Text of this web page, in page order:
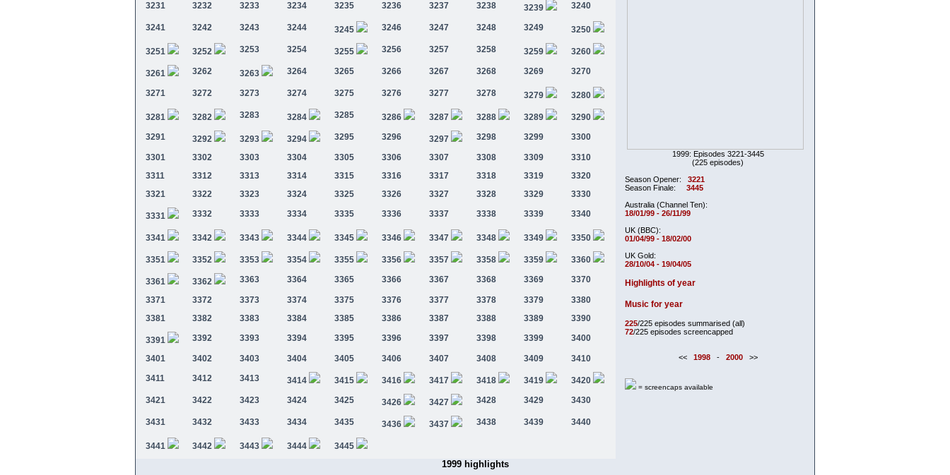
3231 3232 3233 3234 3235 3236 3237 3238 3239 3240
3241 3242 3243 3244 3245 3246 3247 3248 3249 3250
3251 3252 3253 3254 3255 3256 3257 3258 3259 3260
3261 3262 3263 3264 3265 3266 3267 3268 3269 3270
3271 3272 3273 3274 3275 3276 3277 3278 3279 3280
3281 3282 3283 3284 3285 3286 3287 3288 3289
3290
3291
3292 3293 3294 3295 3296 3297 3298 3299 3300
3301 3302 3303 3304 3305 3306 3307 3308 3309
3310
3311
3312 3313 3314 3315 3316 3317 3318 3319
3320
3321
3322 3323 3324 3325 3326 3327 3328 3329 3330
3331 3332 3333 3334 3335 3336 3337 3338 3339 3340
3341 3342 3343 3344 3345 3346 3347 3348 3349 3350
3351 3352 3353 3354 3355 3356 3357 3358 3359 3360
3361 3362 3363 3364 3365 3366 3367 3368 3369 3370
3371 3372 3373 3374 3375 3376 3377 3378 3379
3380
3381
3382 3383 3384 3385 3386 3387 3388 3389 3390
3391 3392 3393 3394 3395 3396 3397 3398 3399 3400
3401 3402 3403 3404 3405 3406 3407 3408 3409
3410
3411
3412 3413 3414 3415 3416 3417 3418 3419
3420
3421
3422 3423 3424 3425 3426 3427 3428 3429 3430
3431 3432 3433 3434 3435 3436 3437 3438 3439 3440
3441 3442 3443 3444 3445
1999: Episodes 3221-3445
(225 episodes)
Season Opener:
3221
Season Finale:
3445
Australia (Channel Ten):
18/01/99 - 26/11/99
UK (BBC):
01/04/99 - 18/02/00
UK Gold:
28/10/04 - 19/04/05
Highlights of year
Music for year
225/225 episodes summarised (all)
72/225 episodes screencapped
<< 1998 - 2000 >>
= screencaps available
1999 highlights